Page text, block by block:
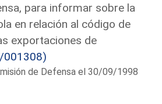
para informar sobre la
en relación al código de
exportaciones de
001308)
de Defensa el 30/09/1998